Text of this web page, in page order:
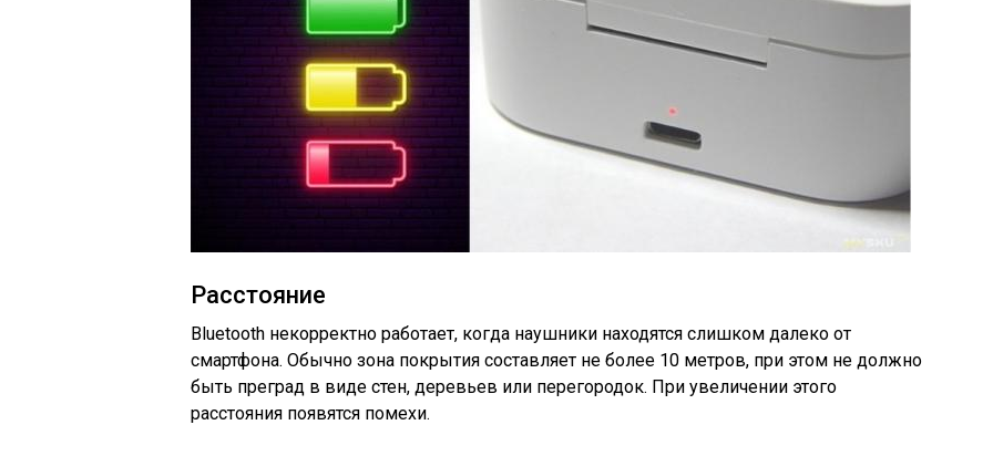
Расстояние
Bluetooth некорректно работает, когда наушники находятся слишком далеко от
смартфона. Обычно зона покрытия составляет не более 10 метров, при этом не должно
быть преград в виде стен, деревьев или перегородок. При увеличении этого
расстояния появятся помехи.